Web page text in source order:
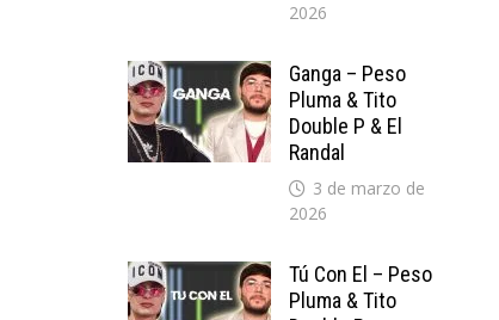
2026
Ganga – Peso
Pluma & Tito
Double P & El
Randal
3 de marzo de
2026
Tú Con El – Peso
Pluma & Tito